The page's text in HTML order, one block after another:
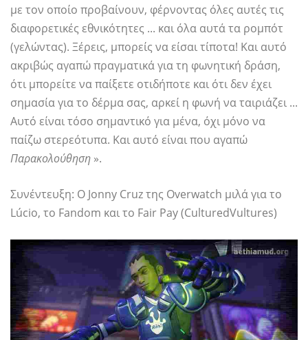
με τον οποίο προβαίνουν, φέρνοντας όλες αυτές τις
διαφορετικές εθνικότητες ... και όλα αυτά τα ρομπότ
(γελώντας). Ξέρεις, μπορείς να είσαι τίποτα! Και αυτό
ακριβώς αγαπώ πραγματικά για τη φωνητική δράση,
ότι μπορείτε να παίξετε οτιδήποτε και ότι δεν έχει
σημασία για το δέρμα σας, αρκεί η φωνή να ταιριάζει ...
Αυτό είναι τόσο σημαντικό για μένα, όχι μόνο να
παίζω στερεότυπα. Και αυτό είναι που αγαπώ
Παρακολούθηση ».
Συνέντευξη: Ο Jonny Cruz της Overwatch μιλά για το
Lúcio, το Fandom και το Fair Pay (CulturedVultures)